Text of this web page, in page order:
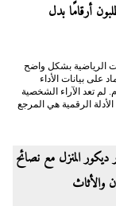
أرقامًا بدل
الرياضية بشكل واضح
على بيانات الأداء
لم تعد الآراء الشخصية
الرقمية هي المرجع
ديكور المنزل مع نصائح
والأثاث